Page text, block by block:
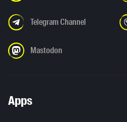
Telegram Channel
Mastodon
Apps